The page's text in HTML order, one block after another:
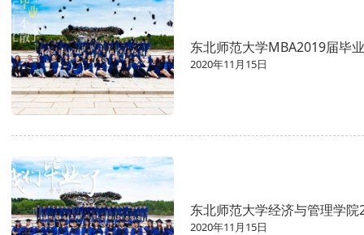
东北师范大学MBA2019届毕
2020年11月15日
东北师范大学经济与管理学
2020年11月15日